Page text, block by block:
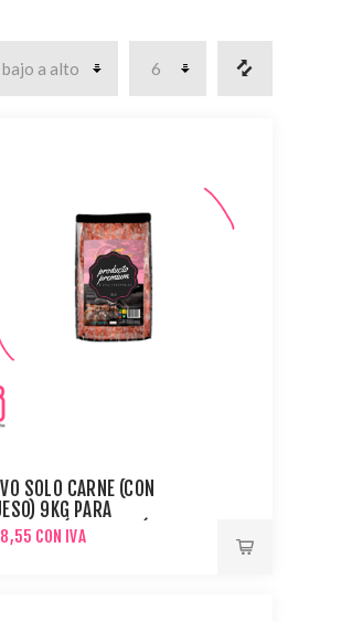
SOLO CARNE (CON
9KG PARA
DE MENÚ BARF
CON IVA